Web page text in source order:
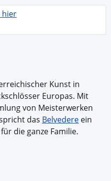
hier
Kunst in
Europas. Mit
von Meisterwerken
das Belvedere ein
die ganze Familie.